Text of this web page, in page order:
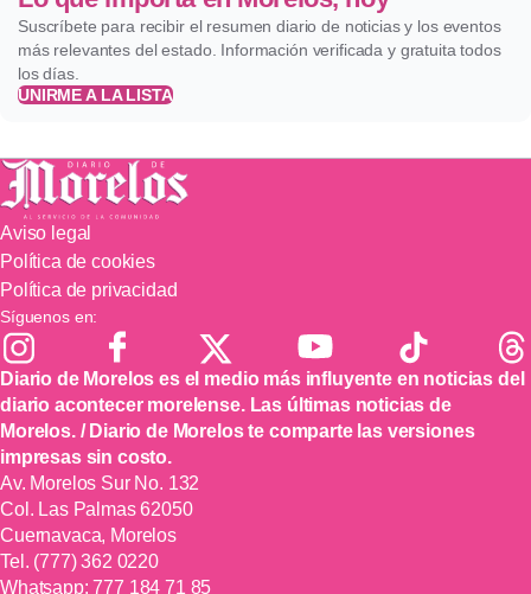
Suscríbete para recibir el resumen diario de noticias y los eventos
más relevantes del estado. Información verificada y gratuita todos
los días.
UNIRME A LA LISTA
Aviso legal
Política de cookies
Política de privacidad
Síguenos en:
Diario de Morelos es el medio más influyente en noticias del
diario acontecer morelense. Las últimas noticias de
Morelos. / Diario de Morelos te comparte las versiones
impresas sin costo.
Av. Morelos Sur No. 132
Col. Las Palmas 62050
Cuernavaca, Morelos
Tel. (777) 362 0220
Whatsapp:777 184 71 85